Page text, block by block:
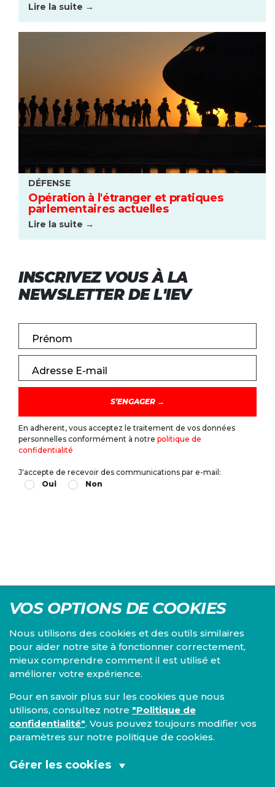
Lire la suite →
DÉFENSE
Opération à l'étranger et pratiques
parlementaires actuelles
Lire la suite →
INSCRIVEZ VOUS À LA
NEWSLETTER DE L'IEV
Prénom
Adresse E-mail
En adherent, vous acceptez le traitement de vos données
personnelles conformément à notre politique de
confidentialité
J'accepte de recevoir des communications par e-mail:
Oui
Non
VOS OPTIONS DE COOKIES
Nous utilisons des cookies et des outils similaires
pour aider notre site à fonctionner correctement,
mieux comprendre comment il est utilisé et
améliorer votre expérience.
Pour en savoir plus sur les cookies que nous
utilisons, consultez notre "Politique de
confidentialité". Vous pouvez toujours modifier vos
paramètres sur notre politique de cookies.
Gérer les cookies
Centre d'études du PS, l'Institut Emile Vandervelde se
consacre à la recherche sur toutes les questions d'ordre
économique, social, financier, administratif, politique,
éthique, juridique et environnemental.
IEV
1000 Bruxelles